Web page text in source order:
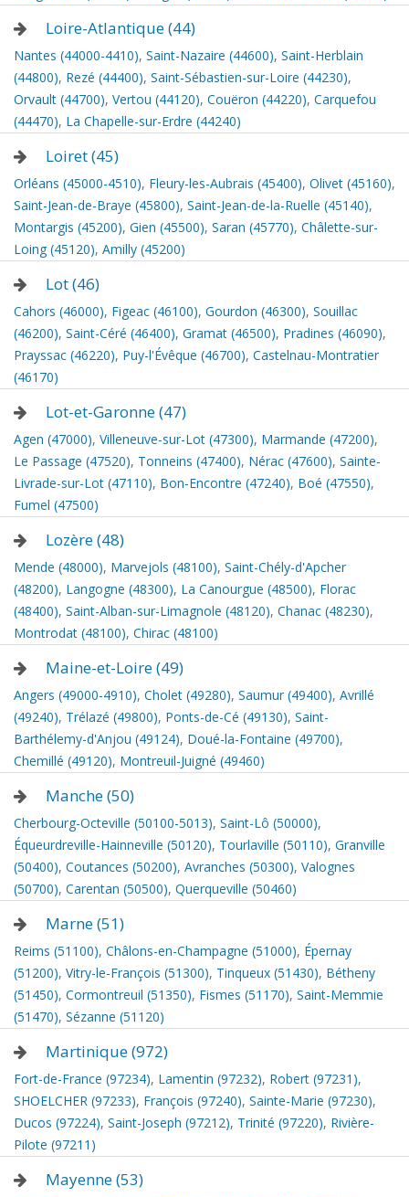
Loire-Atlantique (44)
Nantes (44000-4410), Saint-Nazaire (44600), Saint-Herblain
(44800), Rezé (44400), Saint-Sébastien-sur-Loire (44230),
Orvault (44700), Vertou (44120), Couëron (44220), Carquefou
(44470), La Chapelle-sur-Erdre (44240)
Loiret (45)
Orléans (45000-4510), Fleury-les-Aubrais (45400), Olivet (45160),
Saint-Jean-de-Braye (45800), Saint-Jean-de-la-Ruelle (45140),
Montargis (45200), Gien (45500), Saran (45770), Châlette-sur-
Loing (45120), Amilly (45200)
Lot (46)
Cahors (46000), Figeac (46100), Gourdon (46300), Souillac
(46200), Saint-Céré (46400), Gramat (46500), Pradines (46090),
Prayssac (46220), Puy-l'Évêque (46700), Castelnau-Montratier
(46170)
Lot-et-Garonne (47)
Agen (47000), Villeneuve-sur-Lot (47300), Marmande (47200),
Le Passage (47520), Tonneins (47400), Nérac (47600), Sainte-
Livrade-sur-Lot (47110), Bon-Encontre (47240), Boé (47550),
Fumel (47500)
Lozère (48)
Mende (48000), Marvejols (48100), Saint-Chély-d'Apcher
(48200), Langogne (48300), La Canourgue (48500), Florac
(48400), Saint-Alban-sur-Limagnole (48120), Chanac (48230),
Montrodat (48100), Chirac (48100)
Maine-et-Loire (49)
Angers (49000-4910), Cholet (49280), Saumur (49400), Avrillé
(49240), Trélazé (49800), Ponts-de-Cé (49130), Saint-
Barthélemy-d'Anjou (49124), Doué-la-Fontaine (49700),
Chemillé (49120), Montreuil-Juigné (49460)
Manche (50)
Cherbourg-Octeville (50100-5013), Saint-Lô (50000),
Équeurdreville-Hainneville (50120), Tourlaville (50110), Granville
(50400), Coutances (50200), Avranches (50300), Valognes
(50700), Carentan (50500), Querqueville (50460)
Marne (51)
Reims (51100), Châlons-en-Champagne (51000), Épernay
(51200), Vitry-le-François (51300), Tinqueux (51430), Bétheny
(51450), Cormontreuil (51350), Fismes (51170), Saint-Memmie
(51470), Sézanne (51120)
Martinique (972)
Fort-de-France (97234), Lamentin (97232), Robert (97231),
SHOELCHER (97233), François (97240), Sainte-Marie (97230),
Ducos (97224), Saint-Joseph (97212), Trinité (97220), Rivière-
Pilote (97211)
Mayenne (53)